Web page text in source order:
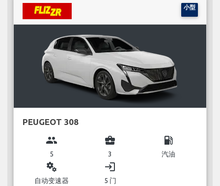
小型
PEUGEOT 308
group
5
business_center
3
local_gas_station
汽油
miscellaneous_services
自动变速器
login
5 门